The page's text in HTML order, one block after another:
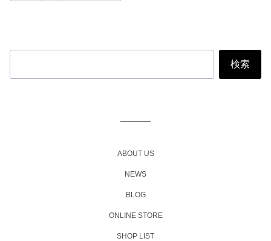
ABOUT US
NEWS
BLOG
ONLINE STORE
SHOP LIST